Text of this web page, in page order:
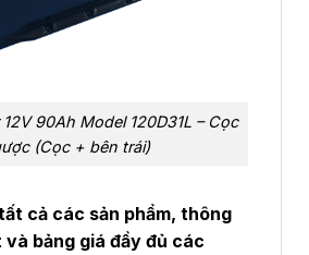
90Ah Model 120D31L – Cọc
(Cọc + bên trái)
cả các sản phẩm, thông
bảng giá đầy đủ các